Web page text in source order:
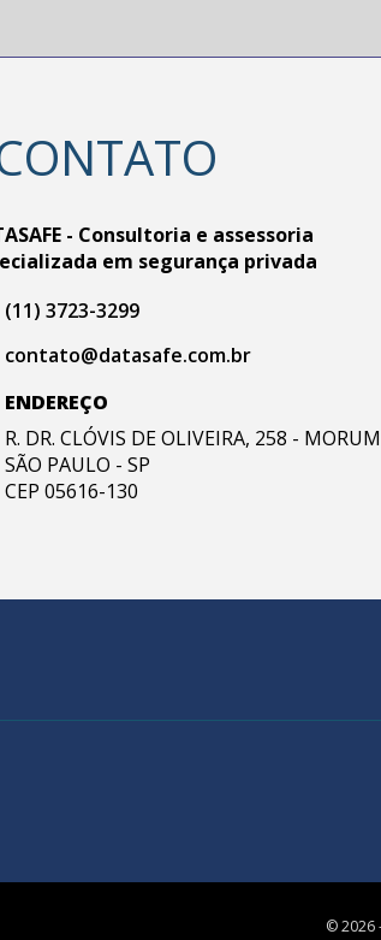
- Consultoria e assessoria
em segurança privada
(11) 3723-3299
contato@datasafe.com.br
ENDEREÇO
R. DR. CLÓVIS DE OLIVEIRA, 258 -
SÃO PAULO - SP
CEP 05616-130
© 2026